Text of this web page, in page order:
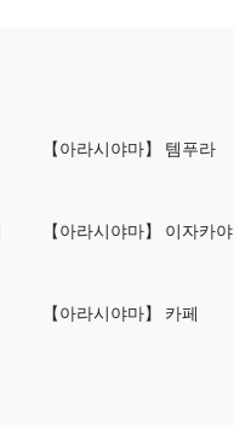
【아라시야마】 템푸라
【아라시야마】 이자카야
【아라시야마】 카페